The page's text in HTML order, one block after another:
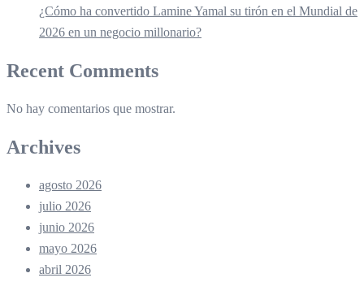
¿Cómo ha convertido Lamine Yamal su tirón en el Mundial de
2026 en un negocio millonario?
Recent Comments
No hay comentarios que mostrar.
Archives
agosto 2026
julio 2026
junio 2026
mayo 2026
abril 2026